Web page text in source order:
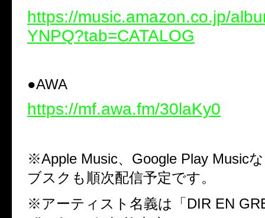
https://music.amazon.co.jp/
YNPQ?tab=CATALOG
●AWA
https://mf.awa.fm/30laKy0
※Apple Music、 Google Play Music
ブスクも順次配信予定です。
※アーティスト名義は「 DIR EN